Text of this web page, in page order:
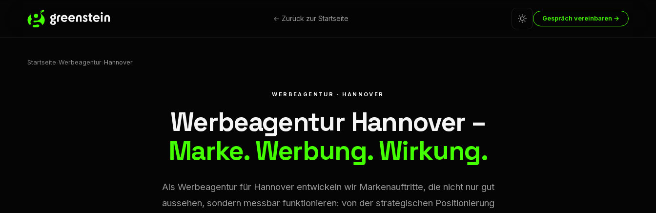
← Zurück zur Startseite Gespräch vereinbaren →
Startseite Werbeagentur Hannover
WERBEAGENTUR · HANNOVER
Werbeagentur Hannover –
Marke. Werbung. Wirkung.
Als Werbeagentur für Hannover entwickeln wir Markenauftritte, die nicht nur gut
aussehen, sondern messbar funktionieren: von der strategischen Positionierung